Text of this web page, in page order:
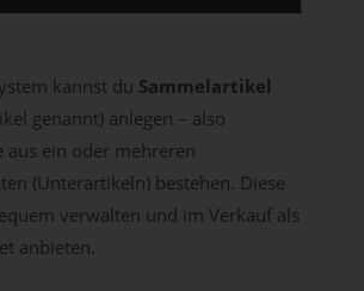
kannst du Sammelartikel
genannt) anlegen – also
aus ein oder mehreren
(Unterartikeln) bestehen. Diese
verwalten und im Verkauf als
anbieten.